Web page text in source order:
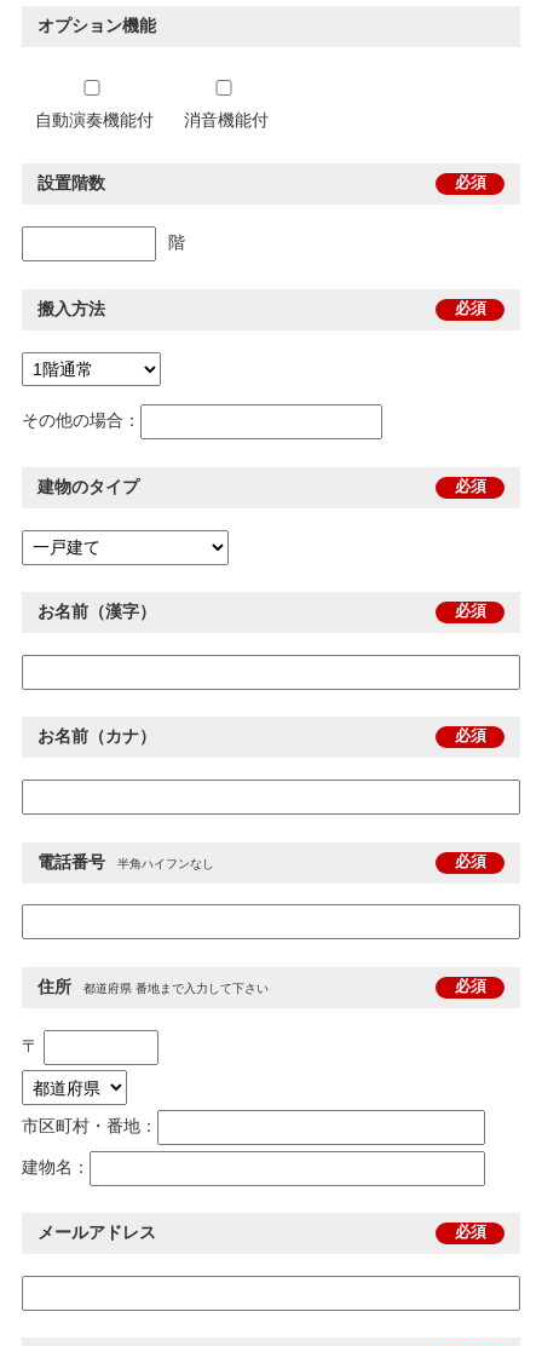
オプション機能
自動演奏機能付 消音機能付
設置階数 必須
階
搬入方法 必須
その他の場合：
建物のタイプ 必須
お名前（漢字） 必須
お名前（カナ） 必須
電話番号 半角ハイフンなし 必須
住所 都道府県 番地まで入力して下さい 必須
〒
市区町村・番地：
建物名：
メールアドレス 必須